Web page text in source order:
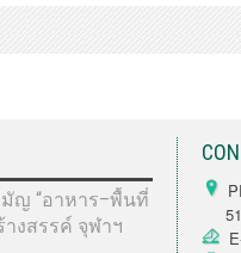
ญ “อาหาร–พื้นที่
างสรรค์ จุฬาฯ